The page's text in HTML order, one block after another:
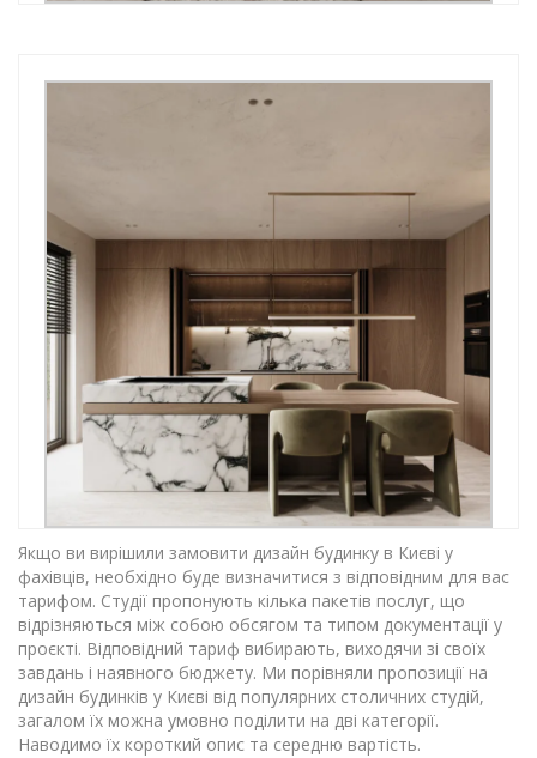
Якщо ви вирішили замовити дизайн будинку в Києві у
фахівців, необхідно буде визначитися з відповідним для вас
тарифом. Студії пропонують кілька пакетів послуг, що
відрізняються між собою обсягом та типом документації у
проєкті. Відповідний тариф вибирають, виходячи зі своїх
завдань і наявного бюджету. Ми порівняли пропозиції на
дизайн будинків у Києві від популярних столичних студій,
загалом їх можна умовно поділити на дві категорії.
Наводимо їх короткий опис та середню вартість.